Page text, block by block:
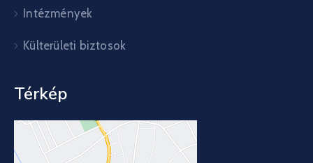
Intézmények
Külterületi biztosok
Térkép